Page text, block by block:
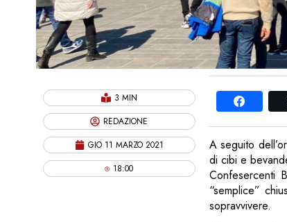
3 MIN
REDAZIONE
GIO 11 MARZO 2021
18:00
A seguito
di cibi e
Confesercenti
“semplice”
sopravvivere.